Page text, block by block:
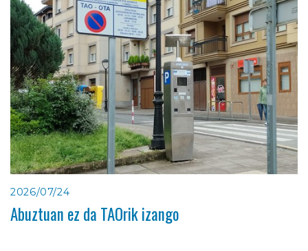
2026/07/24
Abuztuan ez da TAOrik izango